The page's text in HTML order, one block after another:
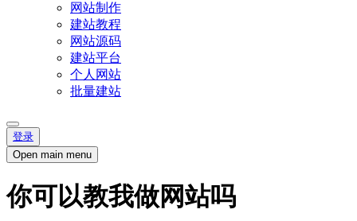
网站制作
建站教程
网站源码
建站平台
个人网站
批量建站
登录
Open main menu
你可以教我做网站吗